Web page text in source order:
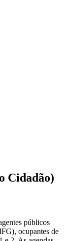
Cidadão)
públicos
ocupantes de